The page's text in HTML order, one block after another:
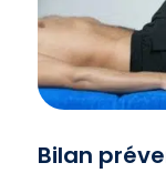
Bilan